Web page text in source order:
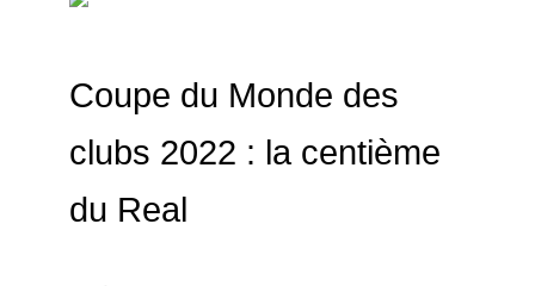
Coupe du Monde des
clubs 2022 : la centième
du Real